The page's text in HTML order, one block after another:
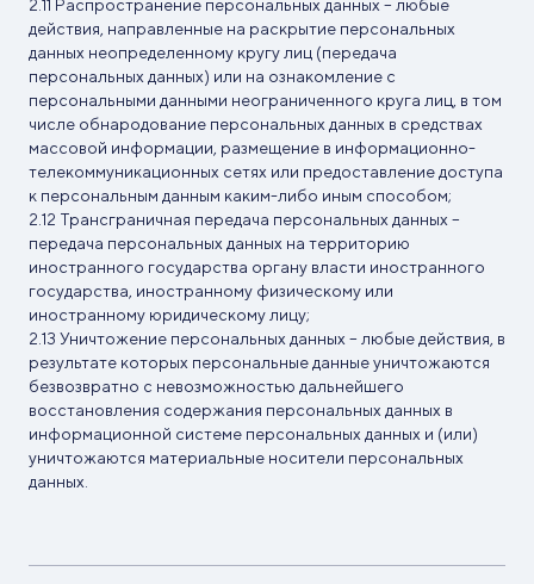
Распространение персональных данных – любые
действия, направленные на раскрытие персональных
данных неопределенному кругу лиц (передача
персональных данных) или на ознакомление с
персональными данными неограниченного круга лиц, в том
числе обнародование персональных данных в средствах
массовой информации, размещение в информационно-
телекоммуникационных сетях или предоставление доступа
к персональным данным каким-либо иным способом;
Трансграничная передача персональных данных –
передача персональных данных на территорию
иностранного государства органу власти иностранного
государства, иностранному физическому или
иностранному юридическому лицу;
Уничтожение персональных данных – любые действия, в
результате которых персональные данные уничтожаются
безвозвратно с невозможностью дальнейшего
восстановления содержания персональных данных в
информационной системе персональных данных и (или)
уничтожаются материальные носители персональных
данных.